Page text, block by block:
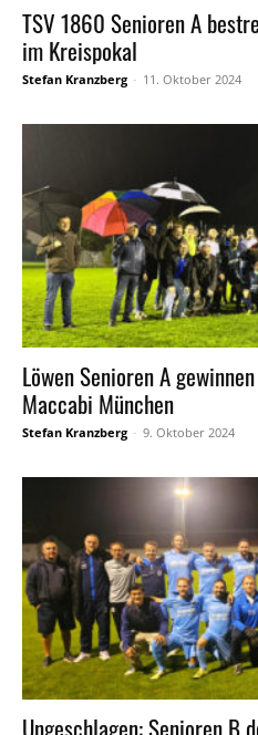
TSV 1860 Senioren A
im Kreispokal
Stefan Kranzberg - 11. Oktober 2024
Löwen Senioren A
Maccabi München
Stefan Kranzberg - 9. Oktober 2024
Ungeschlagen: Senioren B